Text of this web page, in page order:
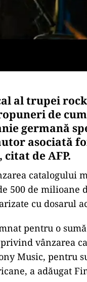
al trupei
de
germană
asociată
de AFP.
catalogului
500 de
cu dosarul
pentru o
vânzarea
Music, pentru
a adăugat